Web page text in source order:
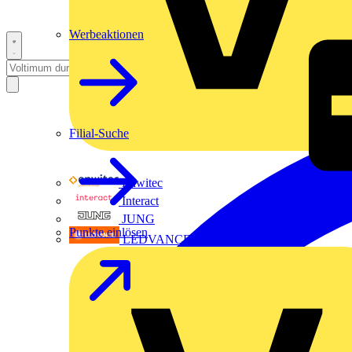
Enwitec
Interact
JUNG
LEDVANCE
Werbeaktionen
Filial-Suche
Punkte einlösen